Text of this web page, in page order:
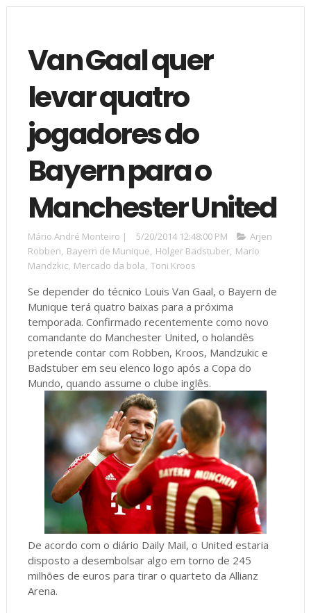
Van Gaal quer
levar quatro
jogadores do
Bayern para o
Manchester United
Mário André Monteiro | 5/20/2014 12:48:00 PM
Arjen
Robben, Bayern de Munique, Holger Badstuber, Mario
Mandzkic, Mercado da bola, Toni Kroos
Se depender do técnico Louis Van Gaal, o Bayern de
Munique terá quatro baixas para a próxima
temporada. Confirmado recentemente como novo
comandante do Manchester United, o holandês
pretende contar com Robben, Kroos, Mandzukic e
Badstuber em seu elenco logo após a Copa do
Mundo, quando assume o clube inglês.
De acordo com o diário Daily Mail, o United estaria
disposto a desembolsar algo em torno de 245
milhões de euros para tirar o quarteto da Allianz
Arena.